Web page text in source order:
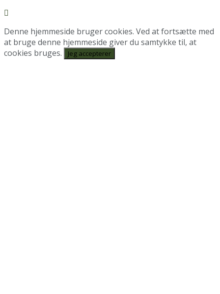
Denne hjemmeside bruger cookies. Ved at fortsætte med
at bruge denne hjemmeside giver du samtykke til, at
cookies bruges.
Jeg accepterer